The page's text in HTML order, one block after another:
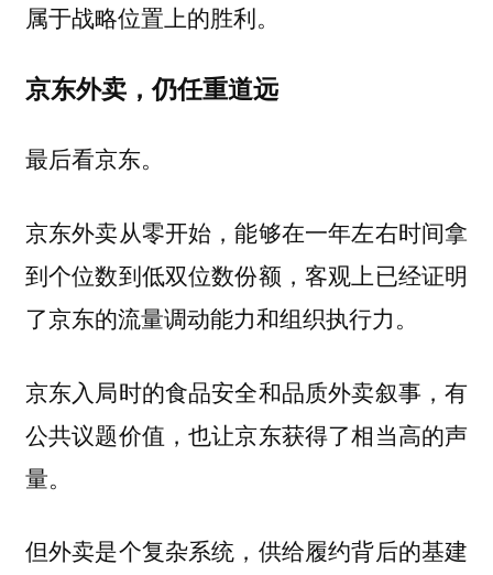
属于战略位置上的胜利。
京东外卖，仍任重道远
最后看京东。
京东外卖从零开始，能够在一年左右时间拿
到个位数到低双位数份额，客观上已经证明
了京东的流量调动能力和组织执行力。
京东入局时的食品安全和品质外卖叙事，有
公共议题价值，也让京东获得了相当高的声
量。
但外卖是个复杂系统，供给履约背后的基建